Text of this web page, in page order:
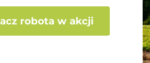
robota w akcji